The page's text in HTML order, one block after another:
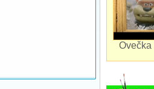
Ovečka